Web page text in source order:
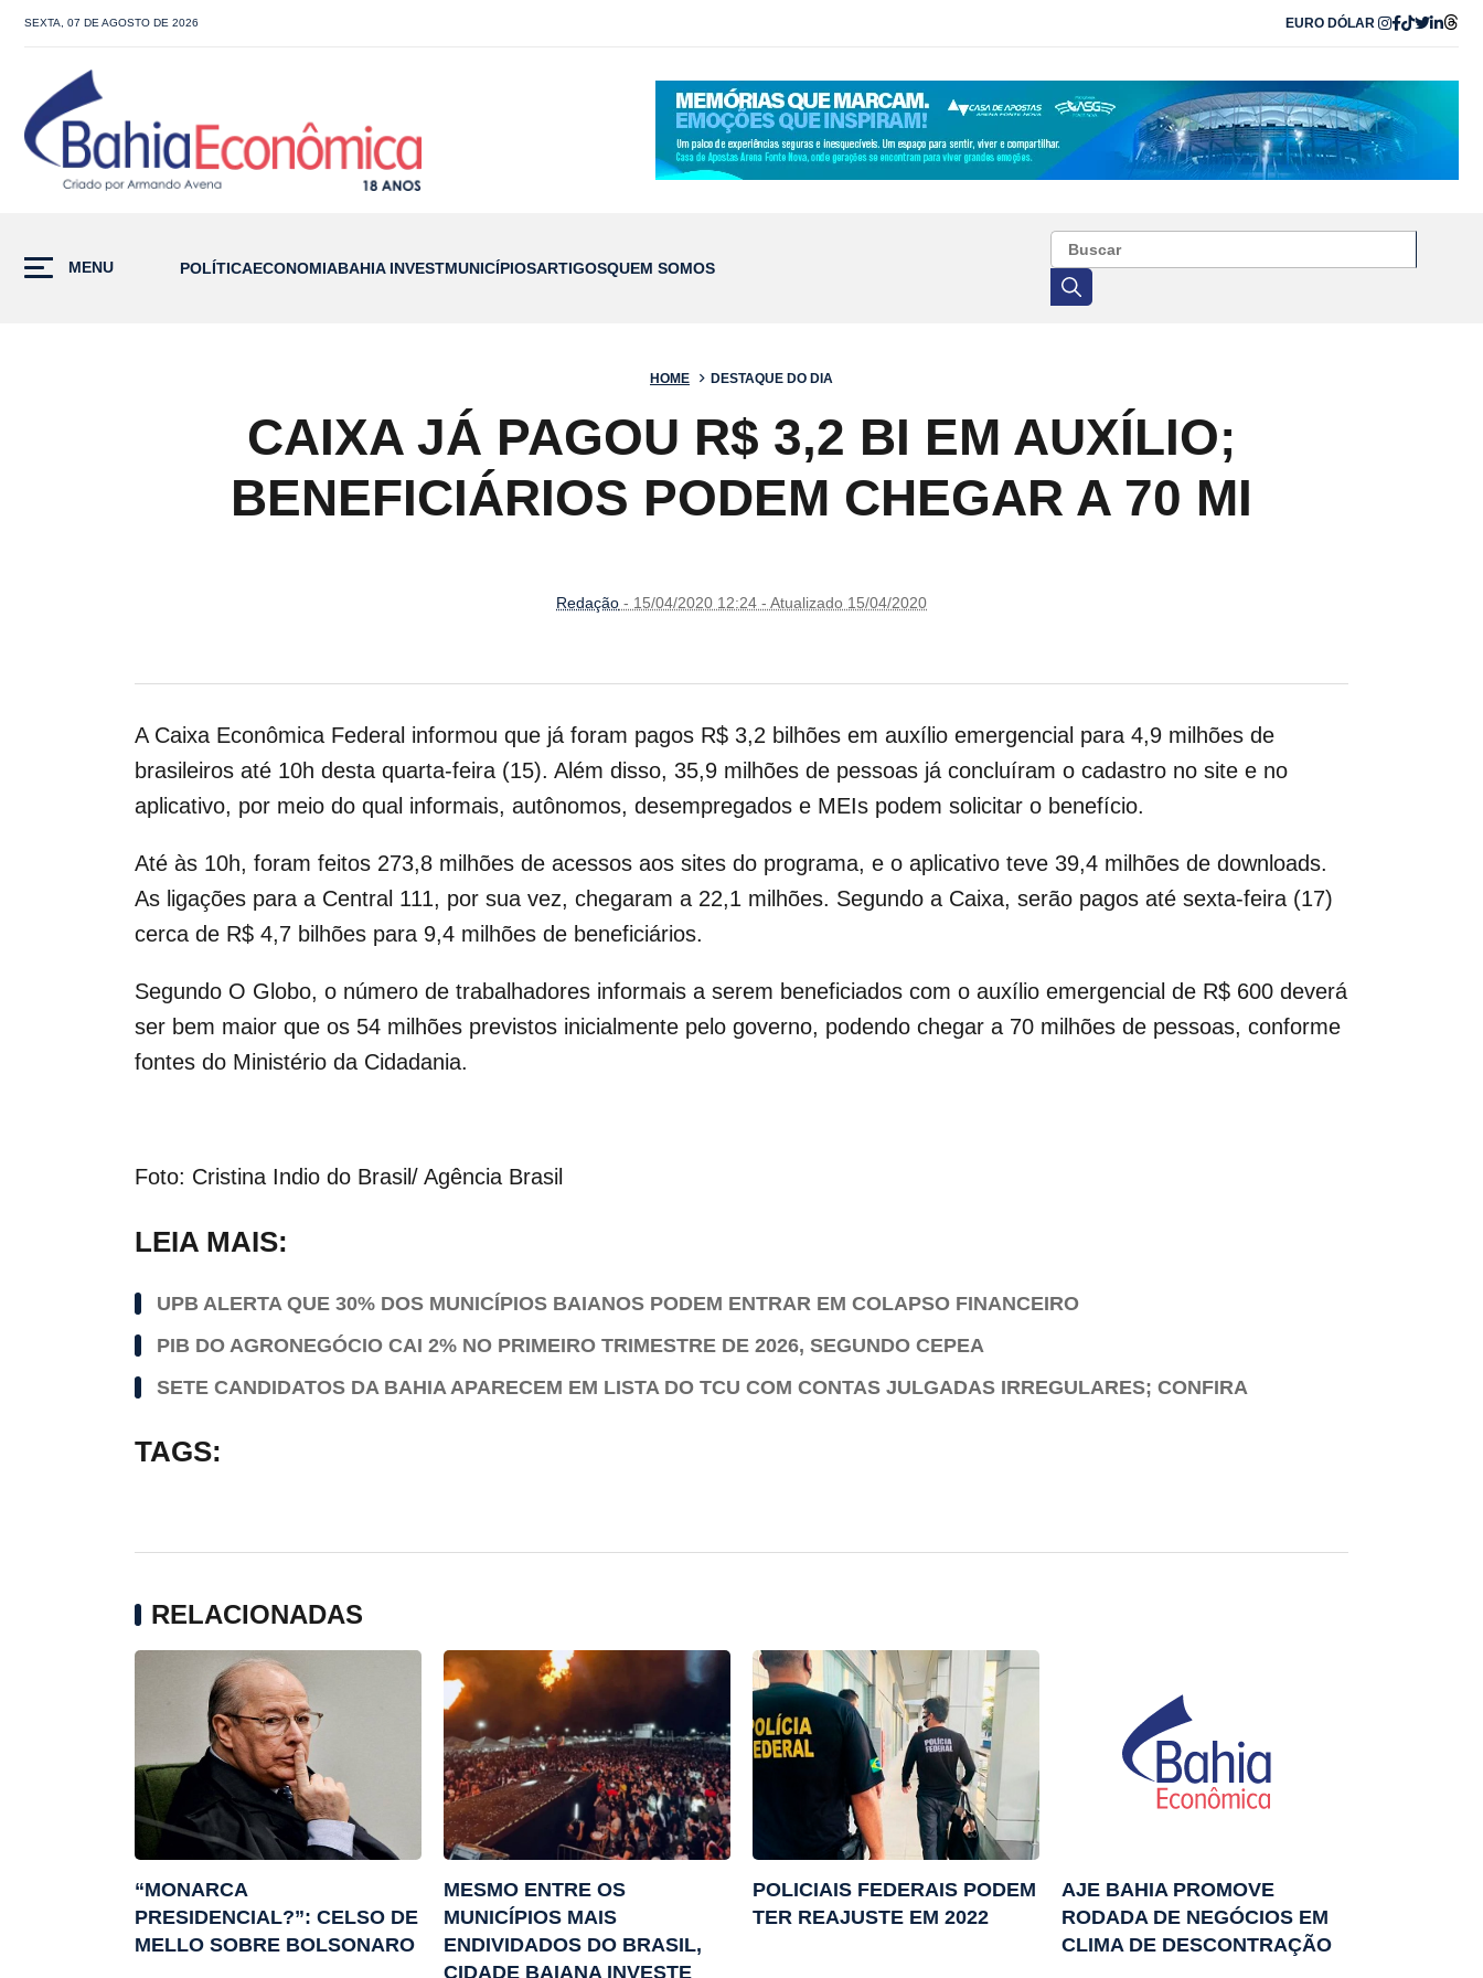
SEXTA, 07 DE AGOSTO DE 2026 EURO DÓLAR
MENU POLÍTICAECONOMIABAHIA INVESTMUNICÍPIOSARTIGOSQUEM SOMOS
HOME DESTAQUE DO DIA
CAIXA JÁ PAGOU R$ 3,2 BI EM AUXÍLIO;
BENEFICIÁRIOS PODEM CHEGAR A 70 MI
Redação - 15/04/2020 12:24 - Atualizado 15/04/2020
A Caixa Econômica Federal informou que já foram pagos R$ 3,2 bilhões em auxílio emergencial para 4,9 milhões de
brasileiros até 10h desta quarta-feira (15). Além disso, 35,9 milhões de pessoas já concluíram o cadastro no site e no
aplicativo, por meio do qual informais, autônomos, desempregados e MEIs podem solicitar o benefício.
Até às 10h, foram feitos 273,8 milhões de acessos aos sites do programa, e o aplicativo teve 39,4 milhões de downloads.
As ligações para a Central 111, por sua vez, chegaram a 22,1 milhões. Segundo a Caixa, serão pagos até sexta-feira (17)
cerca de R$ 4,7 bilhões para 9,4 milhões de beneficiários.
Segundo O Globo, o número de trabalhadores informais a serem beneficiados com o auxílio emergencial de R$ 600 deverá
ser bem maior que os 54 milhões previstos inicialmente pelo governo, podendo chegar a 70 milhões de pessoas, conforme
fontes do Ministério da Cidadania.
Foto: Cristina Indio do Brasil/ Agência Brasil
LEIA MAIS:
UPB ALERTA QUE 30% DOS MUNICÍPIOS BAIANOS PODEM ENTRAR EM COLAPSO FINANCEIRO
PIB DO AGRONEGÓCIO CAI 2% NO PRIMEIRO TRIMESTRE DE 2026, SEGUNDO CEPEA
SETE CANDIDATOS DA BAHIA APARECEM EM LISTA DO TCU COM CONTAS JULGADAS IRREGULARES; CONFIRA
TAGS:
RELACIONADAS
“MONARCA
PRESIDENCIAL?”: CELSO DE
MELLO SOBRE BOLSONARO
MESMO ENTRE OS
MUNICÍPIOS MAIS
ENDIVIDADOS DO BRASIL,
CIDADE BAIANA INVESTE
POLICIAIS FEDERAIS PODEM
TER REAJUSTE EM 2022
AJE BAHIA PROMOVE
RODADA DE NEGÓCIOS EM
CLIMA DE DESCONTRAÇÃO